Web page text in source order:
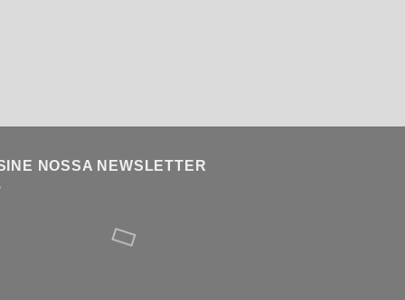
NOSSA NEWSLETTER